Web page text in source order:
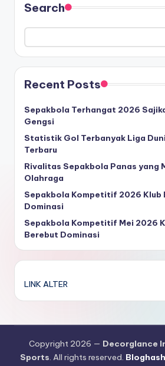
Search
Recent Posts
Sepakbola Terhangat 2026
Gengsi
Statistik Gol Terbanyak Liga
Terbaru
Rivalitas Sepakbola Panas yang
Olahraga
Sepakbola Kompetitif 2026 Klub
Dominasi
Sepakbola Kompetitif Mei 2026
Berebut Dominasi
LINK ALTER
Copyright 2026 — Decorglance
Sports . All rights reserved.